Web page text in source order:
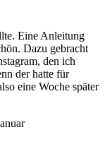
Eine Anleitung
Dazu gebracht
den ich
der hatte für
eine Woche später